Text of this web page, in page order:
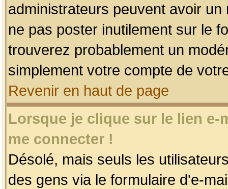
administrateurs peuvent avoir
ne pas poster inutilement sur le
trouverez probablement un
simplement votre compte de
Revenir en haut de page
Lorsque je clique sur le lien
me connecter !
Désolé, mais seuls les
des gens via le formulaire d'e-